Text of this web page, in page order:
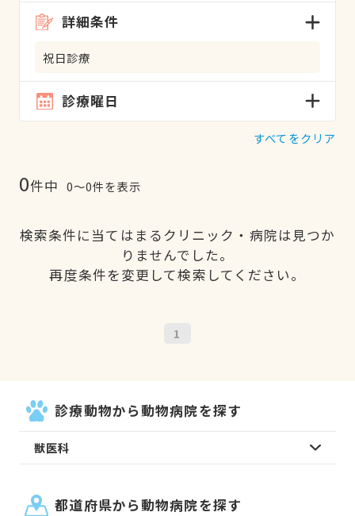
詳細条件
祝日診療
診療曜日
すべてをクリア
0件中 0〜0件を表示
検索条件に当てはまるクリニック・病院は見つか
りませんでした。
再度条件を変更して検索してください。
1
診療動物から動物病院を探す
獣医科
都道府県から動物病院を探す